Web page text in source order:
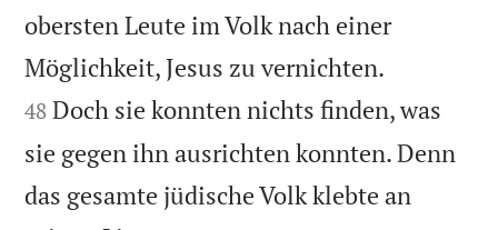
obersten Leute im Volk nach einer
Möglichkeit, Jesus zu vernichten.
48 Doch sie konnten nichts finden, was
sie gegen ihn ausrichten konnten. Denn
das gesamte jüdische Volk klebte an